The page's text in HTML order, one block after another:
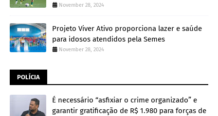
November 28, 2024
Projeto Viver Ativo proporciona lazer e saúde
para idosos atendidos pela Semes
November 28, 2024
POLÍCIA
É necessário “asfixiar o crime organizado” e
garantir gratificação de R$ 1.980 para forças de